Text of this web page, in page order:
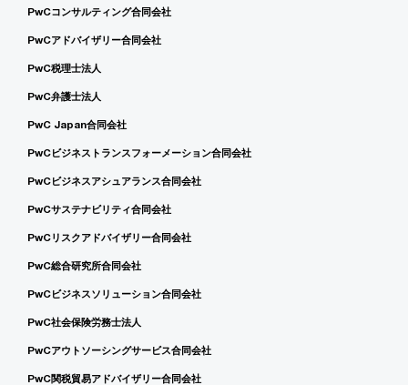
PwCコンサルティング合同会社
PwCアドバイザリー合同会社
PwC税理士法人
PwC弁護士法人
PwC Japan合同会社
PwCビジネストランスフォーメーション合同会社
PwCビジネスアシュアランス合同会社
PwCサステナビリティ合同会社
PwCリスクアドバイザリー合同会社
PwC総合研究所合同会社
PwCビジネスソリューション合同会社
PwC社会保険労務士法人
PwCアウトソーシングサービス合同会社
PwC関税貿易アドバイザリー合同会社